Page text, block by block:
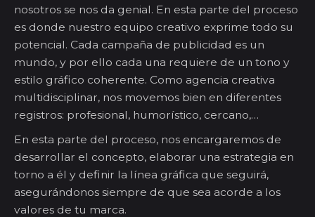
nosotros se nos da genial. En esta parte del proceso
es donde nuestro equipo creativo exprime todo su
potencial. Cada campaña de publicidad es un
mundo, y por ello cada una requiere de un tono y
estilo gráfico coherente. Como agencia creativa
multidisciplinar, nos movemos bien en diferentes
registros: profesional, humorístico, cercano,…
En esta parte del proceso, nos encargaremos de
desarrollar el concepto, elaborar una estrategia en
torno a él y definir la línea gráfica que seguirá,
asegurándonos siempre de que sea acorde a los
valores de tu marca.